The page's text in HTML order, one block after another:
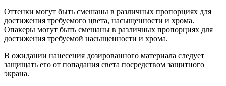
Оттенки могут быть смешаны в различных пропорциях для
достижения требуемого цвета, насыщенности и хрома.
Опакеры могут быть смешаны в различных пропорциях для
достижения требуемой насыщенности и хрома.
В ожидании нанесения дозированного материала следует
защищать его от попадания света посредством защитного
экрана.